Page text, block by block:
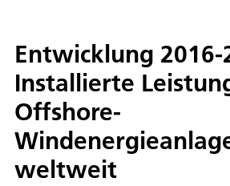
Entwicklung 2016-
Installierte
Offshore-
weltweit